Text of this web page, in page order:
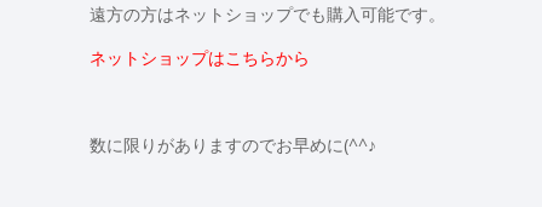
遠方の方はネットショップでも購入可能です。
ネットショップはこちらから
数に限りがありますのでお早めに(^^♪